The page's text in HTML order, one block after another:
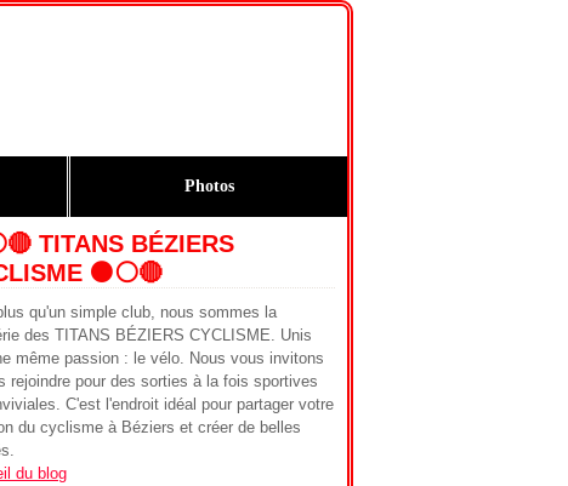
Photos
TITANS BÉZIERS
⚫️⚪️🔴
qu'un simple club, nous sommes la
des TITANS BÉZIERS CYCLISME. Unis
même passion : le vélo. Nous vous invitons
rejoindre pour des sorties à la fois sportives
C'est l'endroit idéal pour partager votre
du cyclisme à Béziers et créer de belles
du blog